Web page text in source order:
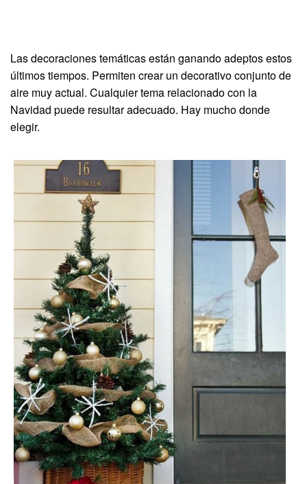
Las decoraciones temáticas están ganando adeptos estos
últimos tiempos. Permiten crear un decorativo conjunto de
aire muy actual. Cualquier tema relacionado con la
Navidad puede resultar adecuado. Hay mucho donde
elegir.